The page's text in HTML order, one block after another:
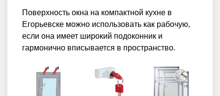
Поверхность окна на компактной кухне в
Егорьевске можно использовать как рабочую,
если она имеет широкий подоконник и
гармонично вписывается в пространство.